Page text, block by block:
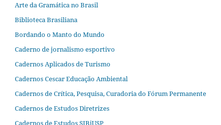
Arte da Gramática no Brasil
Biblioteca Brasiliana
Bordando o Manto do Mundo
Caderno de jornalismo esportivo
Cadernos Aplicados de Turismo
Cadernos Cescar Educação Ambiental
Cadernos de Crítica, Pesquisa, Curadoria do Fórum Permanente
Cadernos de Estudos Diretrizes
Cadernos de Estudos SIBiUSP